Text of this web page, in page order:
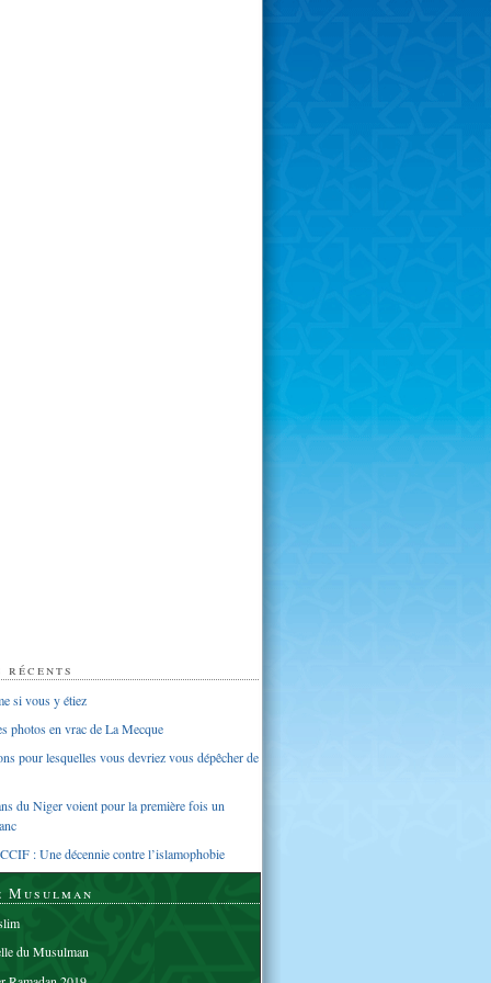
si vous y étiez
photos en vrac de La Mecque
pour lesquelles vous devriez vous dépêcher de
du Niger voient pour la première fois un
: Une décennie contre l’islamophobie
Musulman
du Musulman